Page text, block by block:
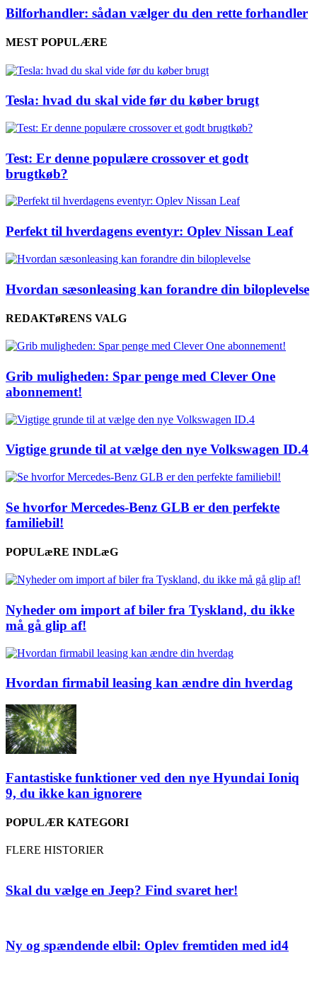
Bilforhandler: sådan vælger du den rette forhandler
MEST POPULÆRE
Tesla: hvad du skal vide før du køber brugt
Test: Er denne populære crossover et godt
brugtkøb?
Perfekt til hverdagens eventyr: Oplev Nissan Leaf
Hvordan sæsonleasing kan forandre din biloplevelse
REDAKTøRENS VALG
Grib muligheden: Spar penge med Clever One
abonnement!
Vigtige grunde til at vælge den nye Volkswagen ID.4
Se hvorfor Mercedes-Benz GLB er den perfekte
familiebil!
POPULæRE INDLæG
Nyheder om import af biler fra Tyskland, du ikke
må gå glip af!
Hvordan firmabil leasing kan ændre din hverdag
Fantastiske funktioner ved den nye Hyundai Ioniq
9, du ikke kan ignorere
POPULÆR KATEGORI
FLERE HISTORIER
Skal du vælge en Jeep? Find svaret her!
Ny og spændende elbil: Oplev fremtiden med id4